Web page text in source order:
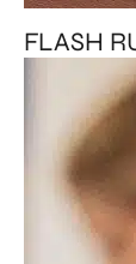
FLASH